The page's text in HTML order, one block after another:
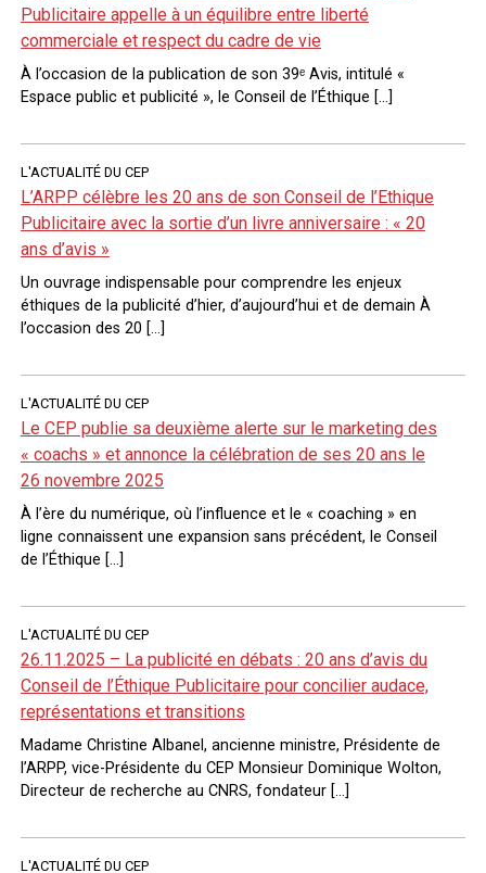
Publicitaire appelle à un équilibre entre liberté
commerciale et respect du cadre de vie
À l’occasion de la publication de son 39ᵉ Avis, intitulé «
Espace public et publicité », le Conseil de l’Éthique […]
L'ACTUALITÉ DU CEP
L’ARPP célèbre les 20 ans de son Conseil de l’Ethique
Publicitaire avec la sortie d’un livre anniversaire : « 20
ans d’avis »
Un ouvrage indispensable pour comprendre les enjeux
éthiques de la publicité d’hier, d’aujourd’hui et de demain À
l’occasion des 20 […]
L'ACTUALITÉ DU CEP
Le CEP publie sa deuxième alerte sur le marketing des
« coachs » et annonce la célébration de ses 20 ans le
26 novembre 2025
À l’ère du numérique, où l’influence et le « coaching » en
ligne connaissent une expansion sans précédent, le Conseil
de l’Éthique […]
L'ACTUALITÉ DU CEP
26.11.2025 – La publicité en débats : 20 ans d’avis du
Conseil de l’Éthique Publicitaire pour concilier audace,
représentations et transitions
Madame Christine Albanel, ancienne ministre, Présidente de
l’ARPP, vice-Présidente du CEP Monsieur Dominique Wolton,
Directeur de recherche au CNRS, fondateur […]
L'ACTUALITÉ DU CEP